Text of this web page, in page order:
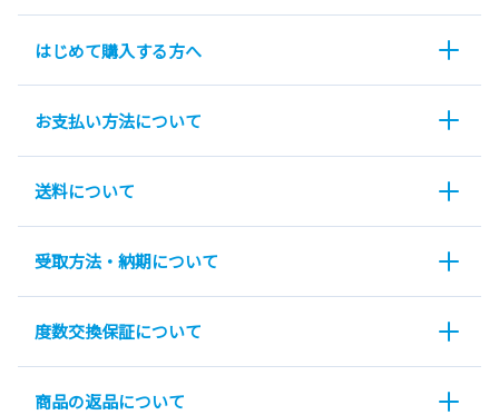
はじめて購入する方へ
お支払い方法について
送料について
受取方法・納期について
度数交換保証について
商品の返品について